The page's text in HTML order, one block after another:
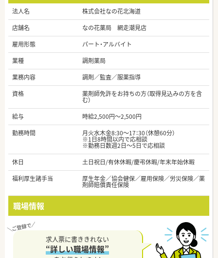
法人名
株式会社なの花北海道
店舗名
なの花薬局 網走潮見店
雇用形態
パート・アルバイト
業種
調剤薬局
業務内容
調剤／監査／服薬指導
資格
薬剤師免許をお持ちの方（取得見込みの方を含
む）
給与
時給2,500円～2,500円
勤務時間
月火水木金8:30～17：30（休憩60分）
※1日8時間以内で応相談
※勤務日数週2日～5日で応相談
休日
土日祝日/有休休暇/慶弔休暇/年末年始休暇
福利厚生諸手当
厚生年金／協会健保／雇用保険／労災保険／薬
剤師賠償責任保険
職場情報
求人票に書ききれない
“詳しい職場情報”